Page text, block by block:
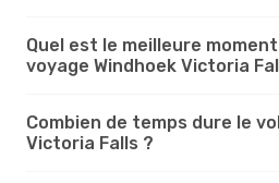
Quel est le meilleure
voyage Windhoek Victoria
Combien de temps dure le
Victoria Falls ?